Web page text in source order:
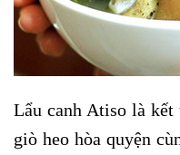
Lẩu canh Atiso là
giò heo hòa quyện